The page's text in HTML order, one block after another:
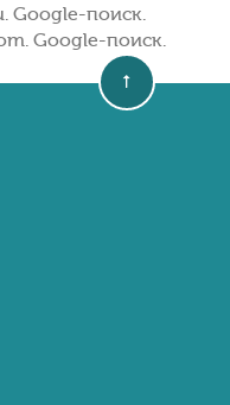
Google-поиск.
Google-поиск.